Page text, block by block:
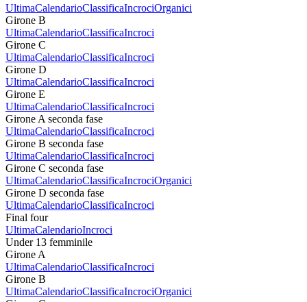
UltimaCalendarioClassificaIncrociOrganici
Girone B
UltimaCalendarioClassificaIncroci
Girone C
UltimaCalendarioClassificaIncroci
Girone D
UltimaCalendarioClassificaIncroci
Girone E
UltimaCalendarioClassificaIncroci
Girone A seconda fase
UltimaCalendarioClassificaIncroci
Girone B seconda fase
UltimaCalendarioClassificaIncroci
Girone C seconda fase
UltimaCalendarioClassificaIncrociOrganici
Girone D seconda fase
UltimaCalendarioClassificaIncroci
Final four
UltimaCalendarioIncroci
Under 13 femminile
Girone A
UltimaCalendarioClassificaIncroci
Girone B
UltimaCalendarioClassificaIncrociOrganici